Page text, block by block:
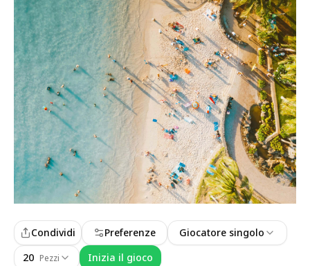
Condividi Preferenze
Giocatore singolo
20 Pezzi Inizia il gioco